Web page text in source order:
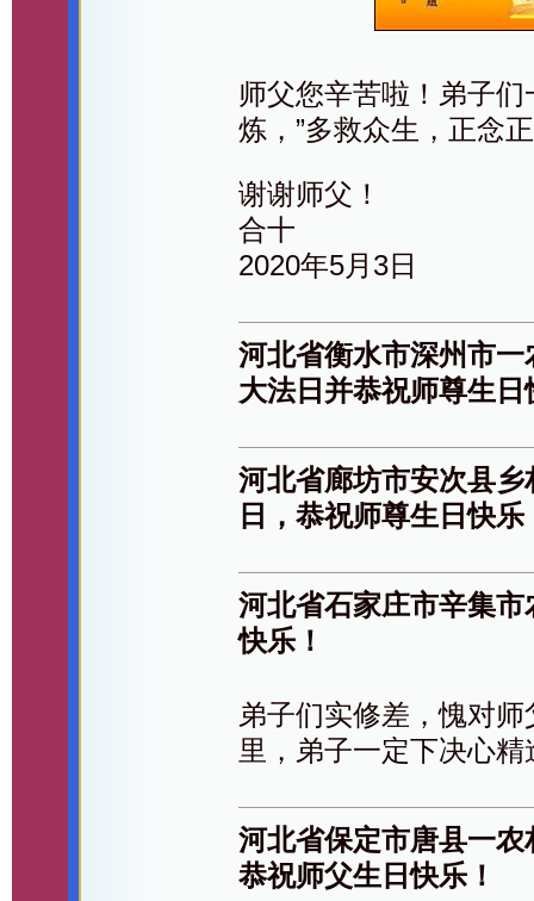
师父您辛苦啦！弟子
炼，”多救众生，正念
谢谢师父！
合十
2020年5月3日
河北省衡水市深州市
大法日并恭祝师尊生日
河北省廊坊市安次县
日，恭祝师尊生日快乐
河北省石家庄市辛集
快乐！
弟子们实修差，愧对
里，弟子一定下决心
河北省保定市唐县一
恭祝师父生日快乐！